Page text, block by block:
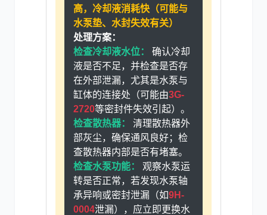
高，冷却液消耗快（可能与
水泵垫、水封失效有关）
处理方案：
检查冷却液水位：
确认冷却
液是否不足，并检查是否存
在外部泄漏，尤其是水泵与
缸体的连接处（可能由3G-
2720等密封件失效引起）。
检查散热器：
清理散热器外
部灰尘，确保通风良好；检
查散热器内部是否有堵塞。
检查水泵功能：
观察水泵运
转是否正常，若发现水泵轴
承异响或密封泄漏（如9H-
0004泄漏），应立即更换水